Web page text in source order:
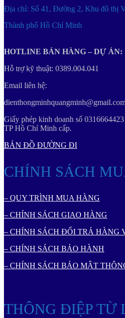
Địa chỉ: Số 41, Đường 2, Khu đô thị
Thành phố Hồ Chí Minh
HOTLINE BÁN HÀNG – DỰ ÁN:
Hỗ trợ kỹ thuật: 0389.004.041
Email liên hệ:
Giấy phép kinh doanh số
TP Hồ Chí Minh cấp.
BẢN ĐỒ ĐƯỜNG ĐI
CHÍNH SÁCH
– QUY TRÌNH MUA HÀNG
– CHÍNH SÁCH GIAO HÀNG
– CHÍNH SÁCH ĐỔI TRẢ HÀNG
– CHÍNH SÁCH BẢO HÀNH
– CHÍNH SÁCH BẢO MẬT
THÔNG ĐIỆP TỪ